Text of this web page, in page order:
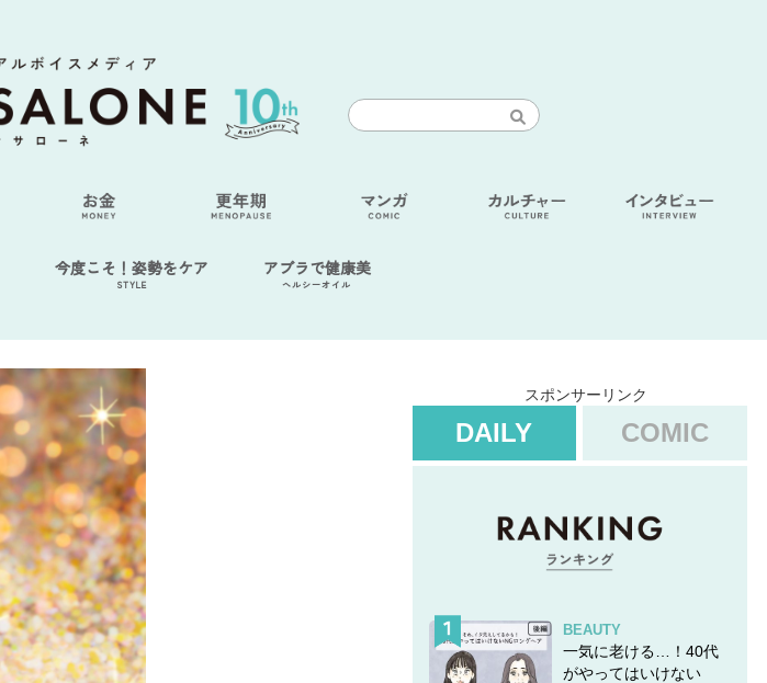
今度こそ！姿勢をケア
STYLE
アブラで健康美
ヘルシーオイル
スポンサーリンク
DAILY COMIC
BEAUTY
一気に老ける…！40代
がやってはいけない